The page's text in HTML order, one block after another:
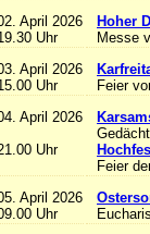
April 2026
Uhr
Hoher
Messe
April 2026
Uhr
Feier
April 2026
Uhr
Feier
April 2026
Uhr